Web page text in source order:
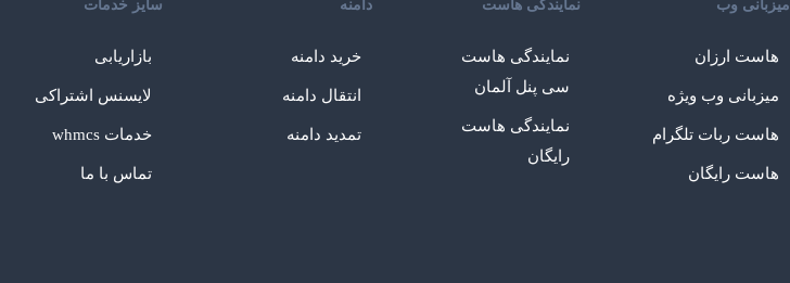
میزبانی وب
هاست ارزان
میزبانی وب ویژه
هاست ربات تلگرام
هاست رایگان
نمایندگی هاست
نمایندگی هاست
سی پنل آلمان
نمایندگی هاست
رایگان
دامنه
خرید دامنه
انتقال دامنه
تمدید دامنه
سایز خدمات
بازاریابی
لایسنس اشتراکی
خدمات whmcs
تماس با ما